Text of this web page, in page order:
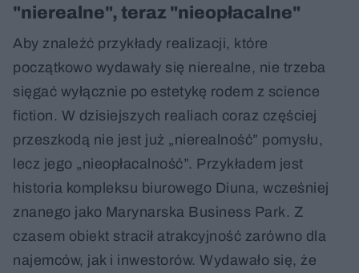
"nierealne", teraz "nieopłacalne"
Aby znaleźć przykłady realizacji, które
początkowo wydawały się nierealne, nie trzeba
sięgać wyłącznie po estetykę rodem z science
fiction. W dzisiejszych realiach coraz częściej
przeszkodą nie jest już „nierealność” pomysłu,
lecz jego „nieopłacalność”. Przykładem jest
historia kompleksu biurowego Diuna, wcześniej
znanego jako Marynarska Business Park. Z
czasem obiekt stracił atrakcyjność zarówno dla
najemców, jak i inwestorów. Wydawało się, że